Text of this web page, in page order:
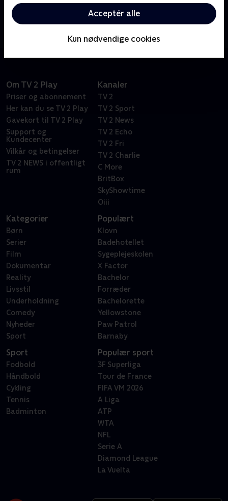
Acceptér alle
Kun nødvendige cookies
drømmehjemmene for helt almindelige mennesker.
Følg deres eventyr og hårde arbejde, når de realiserer
deres drømme om alt fra vinkældre til nye haveanlæg
Om TV 2 Play
Priser og abonnement
Her kan du se TV 2 Play
Gavekort til TV 2 Play
Support og
Kundecenter
Vilkår og betingelser
TV 2 NEWS i offentligt
rum
Kanaler
TV 2
TV 2 Sport
TV 2 News
TV 2 Echo
TV 2 Fri
TV 2 Charlie
C More
BritBox
SkyShowtime
Oiii
Kategorier
Børn
Serier
Film
Dokumentar
Reality
Livsstil
Underholdning
Comedy
Nyheder
Sport
Populært
Klovn
Badehotellet
Sygeplejeskolen
X Factor
Bachelor
Forræder
Bachelorette
Yellowstone
Paw Patrol
Barnaby
Sport
Fodbold
Håndbold
Cykling
Tennis
Badminton
Populær sport
3F Superliga
Tour de France
FIFA VM 2026
A Liga
ATP
WTA
NFL
Serie A
Diamond League
La Vuelta